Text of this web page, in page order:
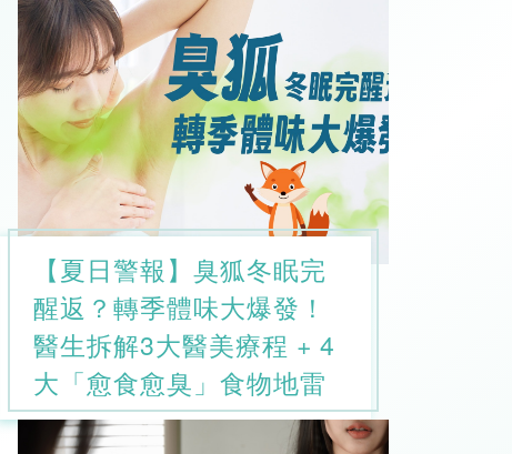
【夏日警報】臭狐冬眠完
醒返？轉季體味大爆發！
醫生拆解3大醫美療程 + 4
大「愈食愈臭」食物地雷